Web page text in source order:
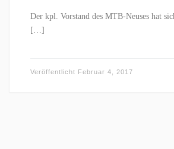
Der kpl. Vorstand des MTB-Neuses hat
[…]
Veröffentlicht Februar 4, 2017